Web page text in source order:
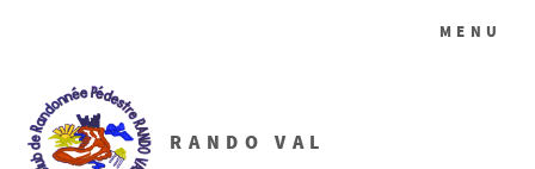
RANDO VAL
MENU